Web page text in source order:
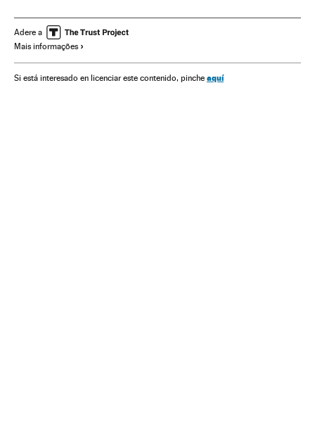
Brasil Desigualdade econômica
San Francisco
Adere a
Mais informações
Si está interesado en licenciar este contenido, pinche aquí